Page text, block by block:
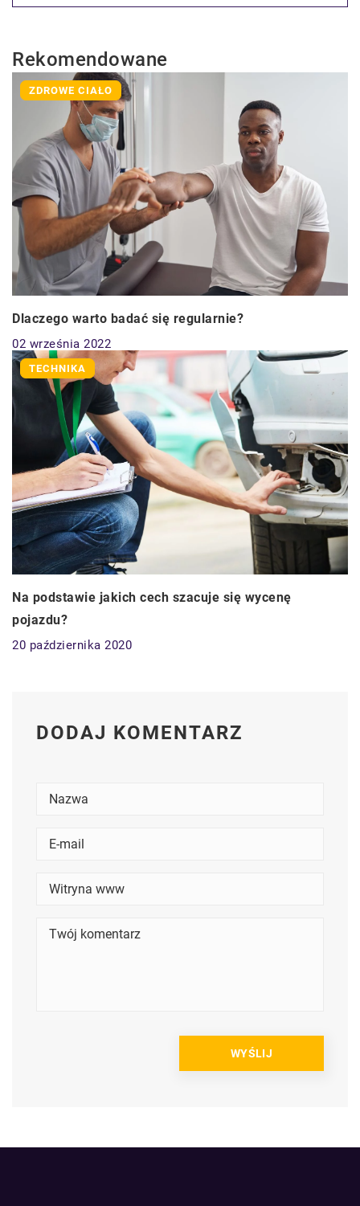
Rekomendowane
ZDROWE CIAŁO
Dlaczego warto badać się regularnie?
02 września 2022
TECHNIKA
Na podstawie jakich cech szacuje się wycenę
pojazdu?
20 października 2020
DODAJ KOMENTARZ